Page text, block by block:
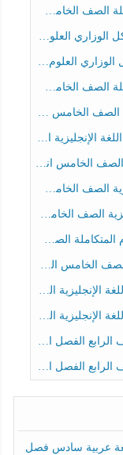
الفصل الثالث
عام الفصل الثالث
الفصل الثالث
انسبير الفصل الثالث
الفصل الثالث
عام الفصل الثالث
الرابع الفصل الثالث
الفصل الثالث
الفصل الثالث
عربية سادس فصل